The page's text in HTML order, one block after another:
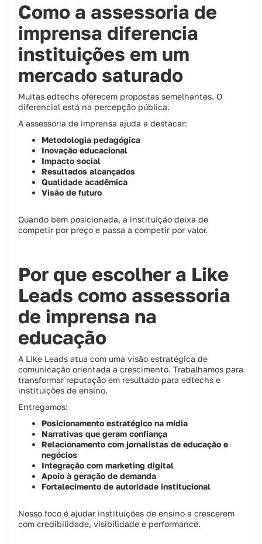
Como a assessoria de
imprensa diferencia
instituições em um
mercado saturado
Muitas edtechs oferecem propostas semelhantes. O
diferencial está na percepção pública.
A assessoria de imprensa ajuda a destacar:
Metodologia pedagógica
Inovação educacional
Impacto social
Resultados alcançados
Qualidade acadêmica
Visão de futuro
Quando bem posicionada, a instituição deixa de
competir por preço e passa a competir por valor.
Por que escolher a Like
Leads como assessoria
de imprensa na
educação
A Like Leads atua com uma visão estratégica de
comunicação orientada a crescimento. Trabalhamos para
transformar reputação em resultado para edtechs e
instituições de ensino.
Entregamos:
Posicionamento estratégico na mídia
Narrativas que geram confiança
Relacionamento com jornalistas de educação e
negócios
Integração com marketing digital
Apoio à geração de demanda
Fortalecimento de autoridade institucional
Nosso foco é ajudar instituições de ensino a crescerem
com credibilidade, visibilidade e performance.